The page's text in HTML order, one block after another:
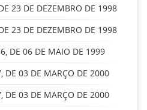
23 DE DEZEMBRO DE 1998
23 DE DEZEMBRO DE 1998
DE 06 DE MAIO DE 1999
DE 03 DE MARÇO DE 2000
DE 03 DE MARÇO DE 2000